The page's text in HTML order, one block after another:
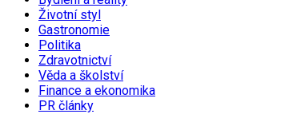
Životní styl
Gastronomie
Politika
Zdravotnictví
Věda a školství
Finance a ekonomika
PR články